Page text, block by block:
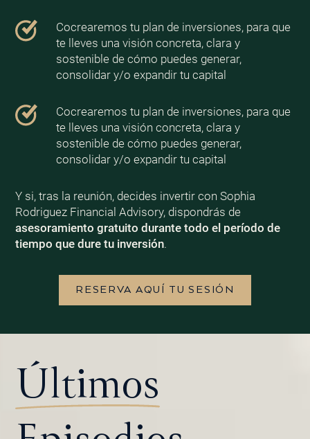
Cocrearemos tu plan de inversiones, para que
te lleves una visión concreta, clara y
sostenible de cómo puedes generar,
consolidar y/o expandir tu capital
Cocrearemos tu plan de inversiones, para que
te lleves una visión concreta, clara y
sostenible de cómo puedes generar,
consolidar y/o expandir tu capital
Y si, tras la reunión, decides invertir con Sophia
Rodriguez Financial Advisory, dispondrás de
asesoramiento gratuito durante todo el período de
tiempo que dure tu inversión.
RESERVA AQUÍ TU SESIÓN
Últimos